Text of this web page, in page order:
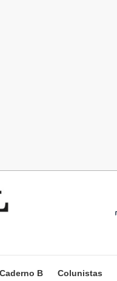
Caderno B Colunistas